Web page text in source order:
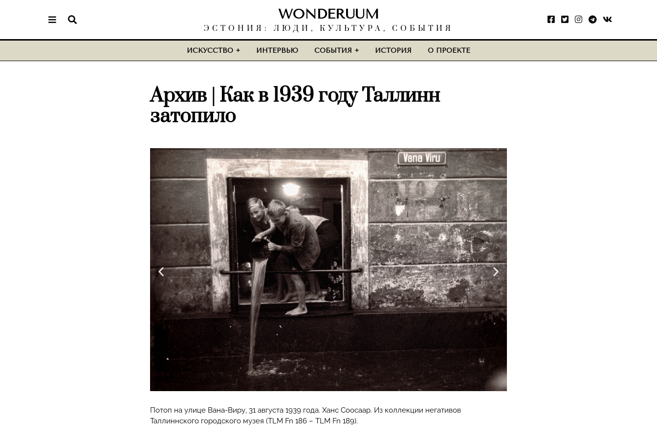
WONDERUUM
ЭСТОНИЯ: ЛЮДИ, КУЛЬТУРА, СОБЫТИЯ
ИСКУССТВО ИНТЕРВЬЮ СОБЫТИЯ ИСТОРИЯ О ПРОЕКТЕ
Архив | Как в 1939 году Таллинн
затопило
Потоп на улице Вана-Виру, 31 августа 1939 года. Ханс Соосаар. Из коллекции негативов
Таллиннского городского музея (TLM Fn 186 – TLM Fn 189).